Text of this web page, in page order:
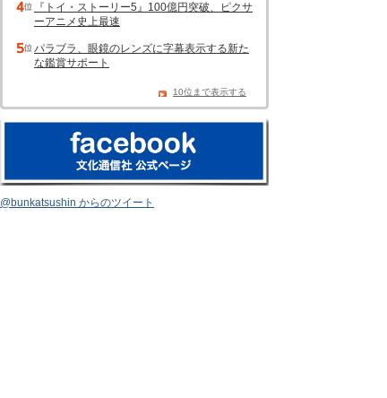
『トイ・ストーリー5』100億円突破、ピクサ
ーアニメ史上最速
パラブラ、眼鏡のレンズに字幕表示する新た
な鑑賞サポート
10位まで表示する
@bunkatsushin からのツイート